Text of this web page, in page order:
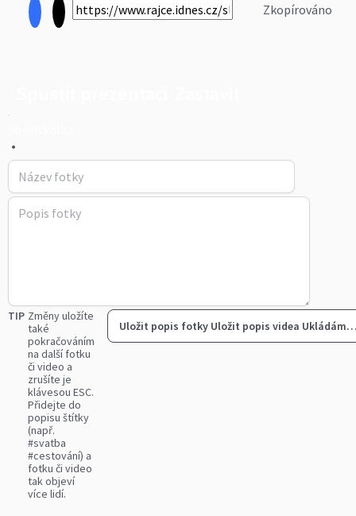
Zkopírováno
•
TIP Změny uložíte
také
pokračováním
na další fotku
či video a
zrušíte je
klávesou ESC.
Přidejte do
popisu štítky
(např.
#svatba
#cestování) a
fotku či video
tak objeví
více lidí.
Uložit popis fotky Uložit popis videa